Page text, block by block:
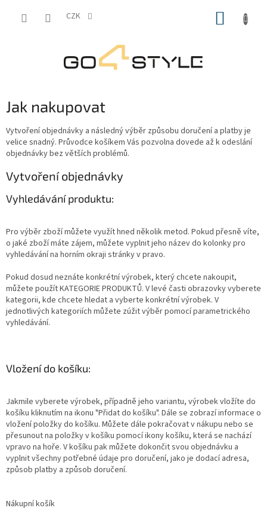
CZK
Jak nakupovat
Vytvoření objednávky a následný výběr způsobu doručení a platby je
velice snadný. Průvodce košíkem Vás pozvolna dovede až k odeslání
objednávky bez větších problémů.
Vytvoření objednávky
Vyhledávání produktu:
Pro výběr zboží můžete využít hned několik metod. Pokud přesně víte,
o jaké zboží máte zájem, můžete vyplnit jeho název do kolonky pro
vyhledávání na horním okraji stránky v pravo.
Pokud dosud neznáte konkrétní výrobek, který chcete nakoupit,
můžete použít KATEGORIE PRODUKTŮ. V levé časti obrazovky vyberete
kategorii, kde chcete hledat a vyberte konkrétní výrobek. V
jednotlivých kategoriích můžete zúžit výběr pomocí parametrického
vyhledávání.
Vložení do košíku:
Jakmile vyberete výrobek, případně jeho variantu, výrobek vložíte do
košíku kliknutím na ikonu "Přidat do košíku". Dále se zobrazí informace o
vložení položky do košíku. Můžete dále pokračovat v nákupu nebo se
přesunout na položky v košíku pomocí ikony košíku, která se nachází
vpravo na hoře. V košíku pak můžete dokončit svou objednávku a
vyplnit všechny potřebné údaje pro doručení, jako je dodací adresa,
způsob platby a způsob doručení.
Nákupní košík